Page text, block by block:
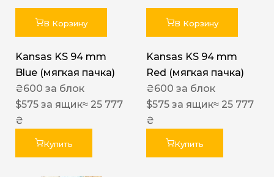
В Корзину
Kansas KS 94 mm
Blue (мягкая пачка)
₴600 за блок
$575 за ящик≈ 25 777
₴
Купить
В Корзину
Kansas KS 94 mm
Red (мягкая пачка)
₴600 за блок
$575 за ящик≈ 25 777
₴
Купить